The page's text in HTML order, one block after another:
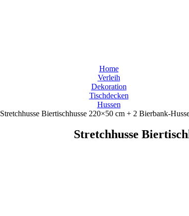
Home
Verleih
Dekoration
Tischdecken
Hussen
Stretchhusse Biertischhusse 220×50 cm + 2 Bierbank-
Stretchhusse